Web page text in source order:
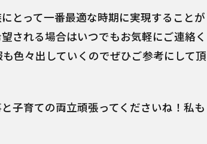
とって一番最適な時期に実現することが
される場合はいつでもお気軽にご連絡く
色々出していくのでぜひご参考にして頂
子育ての両立頑張ってくださいね！私も